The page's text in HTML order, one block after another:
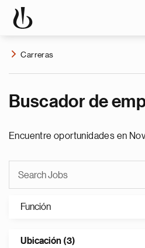
Carreras
Buscador de
Encuentre oportunidades en
Función
Ubicación (3)